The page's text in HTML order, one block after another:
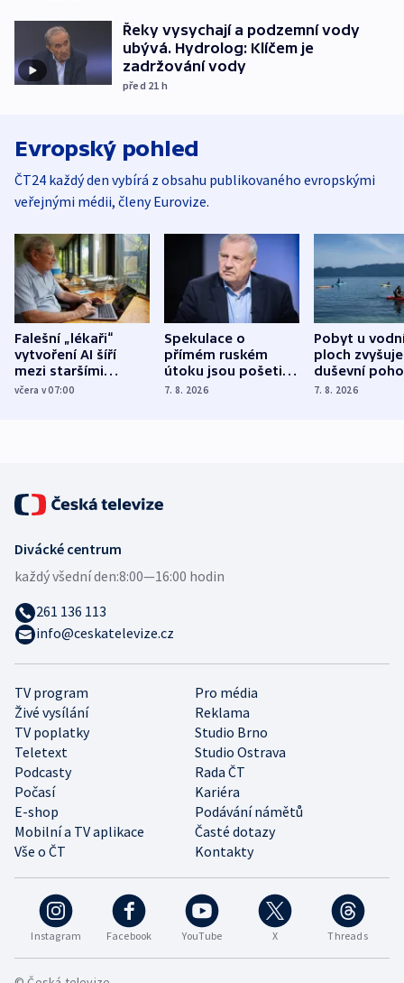
Řeky vysychají a podzemní vody
ubývá. Hydrolog: Klíčem je
zadržování vody
před 21 h
Evropský pohled
ČT24 každý den vybírá z obsahu publikovaného evropskými
veřejnými médii, členy Eurovize.
Falešní „lékaři“
vytvoření AI šíří
mezi staršími
Poláky nebezpečné
včera v 07:00
Spekulace o
přímém ruském
útoku jsou pošetilé,
míní estonský
7. 8. 2026
Pobyt u
ploch zvyšuje
duševní
ukázala
7. 8. 2026
Instagram Facebook YouTube X Threads
TV program
Pro média
Živé vysílání
Reklama
TV poplatky
Studio Brno
Teletext
Studio Ostrava
Podcasty
Rada ČT
Počasí
Kariéra
E-shop
Podávání námětů
Mobilní a TV aplikace
Časté dotazy
Vše o ČT
Kontakty
Divácké centrum
každý všední den:8:00—16:00 hodin
261 136 113
info@ceskatelevize.cz